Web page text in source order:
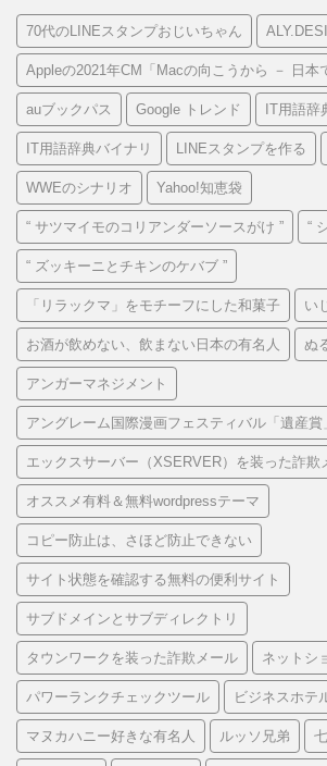
70代のLINEスタンプおじいちゃん
Appleの2021年CM「Macの向こうから － 日本
auブックパス Google トレンド IT用語辞
IT用語辞典バイナリ LINEスタンプを作る
WWEのシナリオ Yahoo!知恵袋
“ サツマイモのコリアンダーソースがけ ” “
“ ズッキーニとチキンのケバブ ”
「リラックマ」をモチーフにした和菓子 い
お酒が飲めない、飲まない日本の有名人 ぬ
アンガーマネジメント
アングレーム国際漫画フェスティバル「遺産賞
エックスサーバー（XSERVER）を装った詐欺
オススメ有料＆無料wordpressテーマ
コピー防止は、さほど防止できない
サイト状態を確認する無料の便利サイト
サブドメインとサブディレクトリ
タウンワークを装った詐欺メール ネットシ
パワーランクチェックツール ビジネスホテ
マヌカハニー好きな有名人 ルッソ兄弟